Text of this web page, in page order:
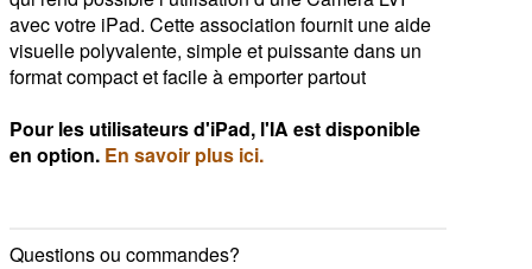
avec votre iPad. Cette association fournit une aide
visuelle polyvalente, simple et puissante dans un
format compact et facile à emporter partout
Pour les utilisateurs d'iPad, l'IA est disponible
en option. En savoir plus ici.
Questions ou commandes?